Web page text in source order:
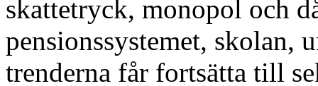
skattetryck, monopol och
pensionssystemet, skolan,
trenderna får fortsätta till